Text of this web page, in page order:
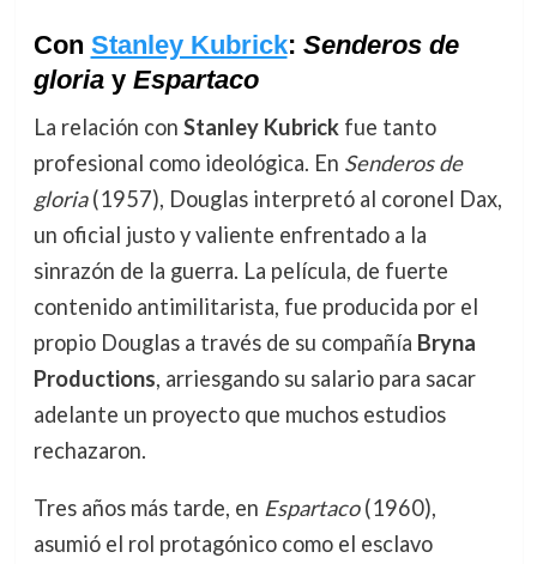
Con Stanley Kubrick: Senderos de
gloriay Espartaco
La relación con Stanley Kubrickfue tanto
profesional como ideológica. En Senderos de
gloria(1957), Douglas interpretó al coronel Dax,
un oficial justo y valiente enfrentado a la
sinrazón de la guerra. La película, de fuerte
contenido antimilitarista, fue producida por el
propio Douglas a través de su compañía Bryna
Productions, arriesgando su salario para sacar
adelante un proyecto que muchos estudios
rechazaron.
Tres años más tarde, en Espartaco(1960),
asumió el rol protagónico como el esclavo